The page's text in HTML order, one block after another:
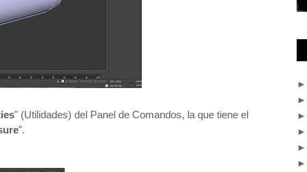
" (Utilidades) del Panel de Comandos, la que tiene el
".
►
►
►
►
►
►